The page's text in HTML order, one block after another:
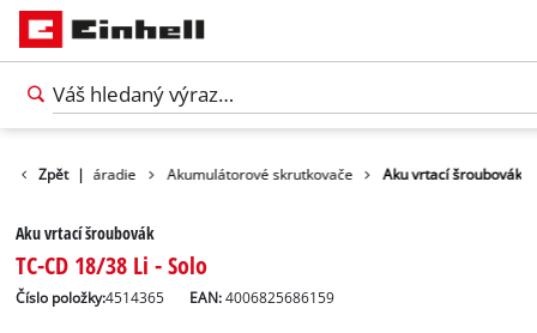
Zpět | Náradie Akumulátorové skrutkovače Aku vrtací šroubovák
Aku vrtací šroubovák
TC-CD 18/38 Li - Solo
Číslo položky:4514365 EAN:4006825686159